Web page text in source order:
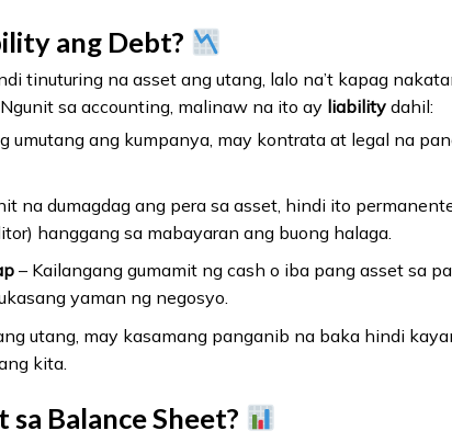
ang Debt?
tinuturing na asset ang utang, lalo na’t kapag
sa accounting, malinaw na ito ay liability dahil:
umutang ang kumpanya, may kontrata at legal na
na dumagdag ang pera sa asset, hindi ito
hanggang sa mabayaran ang buong halaga.
– Kailangang gumamit ng cash o iba pang asset sa
yaman ng negosyo.
utang, may kasamang panganib na baka hindi
kita.
Balance Sheet?